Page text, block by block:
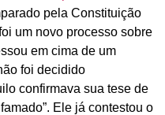
pela Constituição
um novo processo sobre
em cima de um
foi decidido
confirmava sua tese de
Ele já contestou o